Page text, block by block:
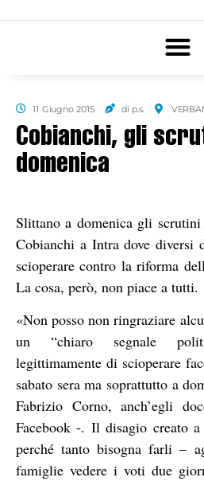
11 Giugno 2015 di p.s.
Cobianchi, gli
domenica
Slittano a domenica gli
Cobianchi a Intra dove diversi
scioperare contro la riforma
La cosa, però, non piace a tutti.
«Non posso non ringraziare
un “chiaro segnale
legittimamente di scioperare
sabato sera ma soprattutto a
Fabrizio Corno, anch’egli
Facebook -. Il disagio creato
perché tanto bisogna farli –
famiglie vedere i voti due